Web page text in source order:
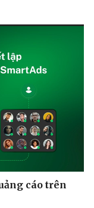
- Gia đình
cáo trên